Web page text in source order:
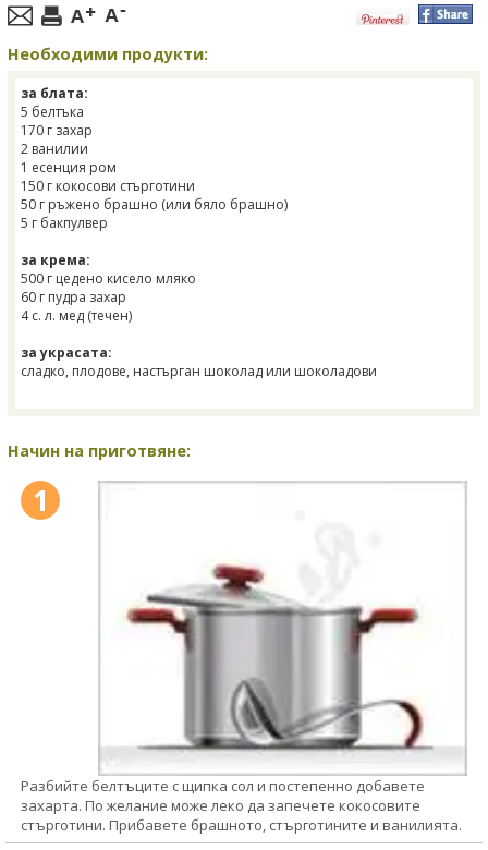
Необходими продукти:
за блата:
5 белтъка
170 г захар
2 ванилии
1 есенция ром
150 г кокосови стърготини
50 г ръжено брашно (или бяло брашно)
5 г бакпулвер
за крема:
500 г цедено кисело мляко
60 г пудра захар
4 с. л. мед (течен)
за украсата:
сладко, плодове, настърган шоколад или шоколадови
Начин на приготвяне:
1
Разбийте белтъците с щипка сол и постепенно добавете
захарта. По желание може леко да запечете кокосовите
стърготини. Прибавете брашното, стърготините и ванилията.